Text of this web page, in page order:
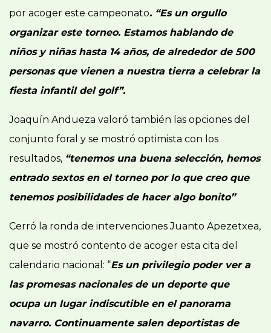
por acoger este campeonato. “Es un orgullo
organizar este torneo. Estamos hablando de
niños y niñas hasta 14 años, de alrededor de 500
personas que vienen a nuestra tierra a celebrar la
fiesta infantil del golf”.
Joaquín Andueza valoró también las opciones del
conjunto foral y se mostró optimista con los
resultados, “tenemos una buena selección, hemos
entrado sextos en el torneo por lo que creo que
tenemos posibilidades de hacer algo bonito”
Cerró la ronda de intervenciones Juanto Apezetxea,
que se mostró contento de acoger esta cita del
calendario nacional: “Es un privilegio poder ver a
las promesas nacionales de un deporte que
ocupa un lugar indiscutible en el panorama
navarro. Continuamente salen deportistas de